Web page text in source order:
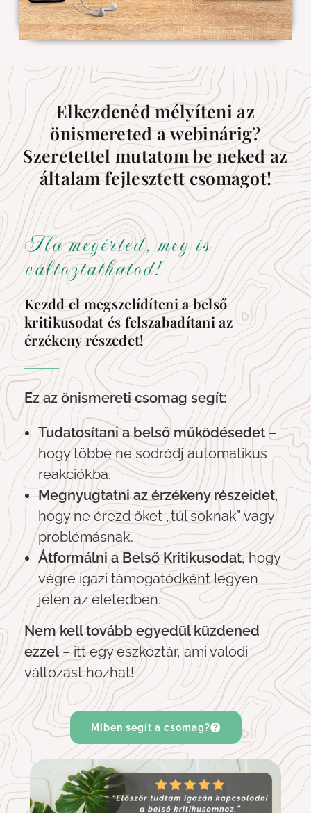
Elkezdenéd mélyíteni az
önismereted a webinárig?
Szeretettel mutatom be neked az
általam fejlesztett csomagot!
Ha megérted, meg is
változtathatod!
Kezdd el megszelídíteni a belső
kritikusodat és felszabadítani az
érzékeny részedet!
Ez az önismereti csomag segít:
Tudatosítani a belső működésedet –
hogy többé ne sodródj automatikus
reakciókba.
Megnyugtatni az érzékeny részeidet,
hogy ne érezd őket „túl soknak” vagy
problémásnak.
Átformálni a Belső Kritikusodat, hogy
végre igazi támogatódként legyen
jelen az életedben.
Nem kell tovább egyedül küzdened
ezzel– itt egy eszköztár, ami valódi
változást hozhat!
Miben segít a csomag?